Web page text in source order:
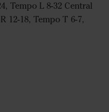
Tempo L 8-32 Central
12-18, Tempo T 6-7,